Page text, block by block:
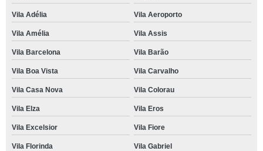
Vila Adélia Vila Aeroporto
Vila Amélia Vila Assis
Vila Barcelona Vila Barão
Vila Boa Vista Vila Carvalho
Vila Casa Nova Vila Colorau
Vila Elza Vila Eros
Vila Excelsior Vila Fiore
Vila Florinda Vila Gabriel